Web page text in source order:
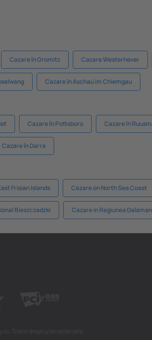
Cazare în Gromitz Cazare Westerhever
Cazare în Aschau im Chiemgau
Cazare în Pottsboro Cazare în
Cazare în Darra
Frisian Islands Cazare on North Sea Coast
Bieszczadzki Cazare in Regiunea Dalaman
Toate drepturile rezervate.